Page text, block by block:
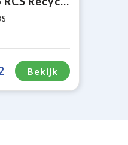
Bekijk